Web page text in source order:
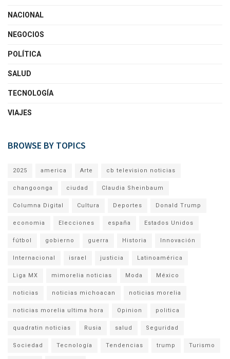
NACIONAL
NEGOCIOS
POLÍTICA
SALUD
TECNOLOGÍA
VIAJES
BROWSE BY TOPICS
2025 america Arte cb television noticias
changoonga ciudad Claudia Sheinbaum
Columna Digital Cultura Deportes Donald Trump
economia Elecciones españa Estados Unidos
fútbol gobierno guerra Historia Innovación
Internacional israel justicia Latinoamérica
Liga MX mimorelia noticias Moda México
noticias noticias michoacan noticias morelia
noticias morelia ultima hora Opinion politica
quadratin noticias Rusia salud Seguridad
Sociedad Tecnología Tendencias trump Turismo